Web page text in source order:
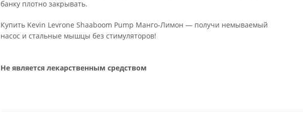
банку плотно закрывать.
Купить Kevin Levrone Shaaboom Pump Манго-Лимон — получи немываемый
насос и стальные мышцы без стимуляторов!
Не является лекарственным средством